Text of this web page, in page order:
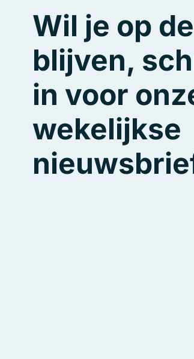
Wil je op
blijven,
in voor
wekelijkse